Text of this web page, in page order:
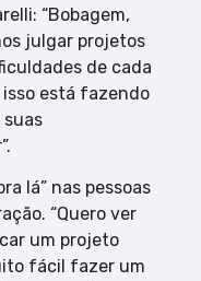
“Bobagem,
julgar projetos
de cada
isso está fazendo
suas
lá” nas pessoas
“Quero ver
um projeto
fácil fazer um